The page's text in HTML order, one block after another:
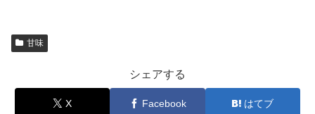
甘味
シェアする
X Facebook はてブ